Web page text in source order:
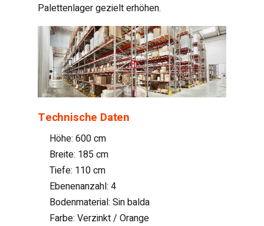
Palettenlager gezielt erhöhen.
Technische Daten
Höhe: 600 cm
Breite: 185 cm
Tiefe: 110 cm
Ebenenanzahl: 4
Bodenmaterial: Sin balda
Farbe: Verzinkt / Orange